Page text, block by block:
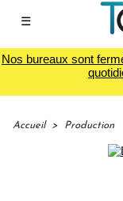
☰
Nos bureaux sont
Accueil > Production